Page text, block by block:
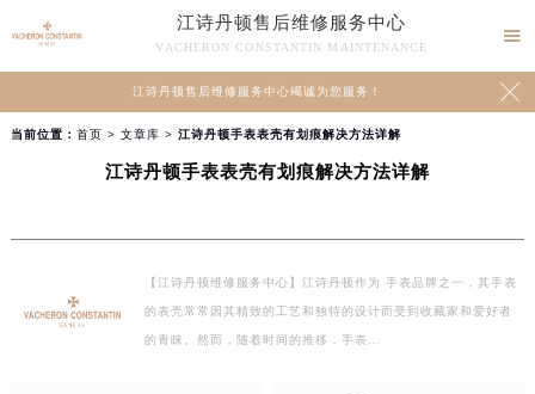
江诗丹顿售后维修服务中心
VACHERON CONSTANTIN MAINTENANCE

江诗丹顿售后维修服务中心竭诚为您服务！ 
当前位置： 首页 > 文章库 > 江诗丹顿手表表壳有划痕解决方法详解
江诗丹顿手表表壳有划痕解决方法详解
【江诗丹顿维修服务中心】江诗丹顿作为 手表品牌之一，其手表
的表壳常常因其精致的工艺和独特的设计而受到收藏家和爱好者
的青睐。然而，随着时间的推移，手表…